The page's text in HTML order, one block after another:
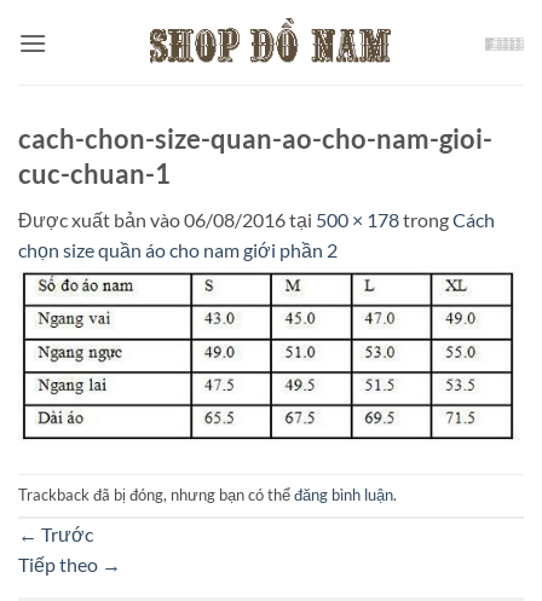
qua
cach-chon-size-quan-ao-cho-nam-gioi-
cuc-chuan-1
Được xuất bản vào06/08/2016tại 500 × 178trongCách
chọn size quần áo cho nam giới phần 2
Trackback đã bị đóng, nhưng bạn có thểđăng bình luận.
← Trước
Tiếp theo →